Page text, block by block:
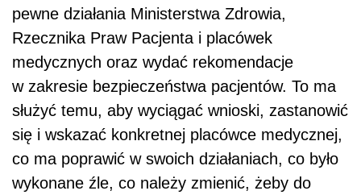
pewne działania Ministerstwa Zdrowia,
Rzecznika Praw Pacjenta i placówek
medycznych oraz wydać rekomendacje
w zakresie bezpieczeństwa pacjentów. To ma
służyć temu, aby wyciągać wnioski, zastanowić
się i wskazać konkretnej placówce medycznej,
co ma poprawić w swoich działaniach, co było
wykonane źle, co należy zmienić, żeby do